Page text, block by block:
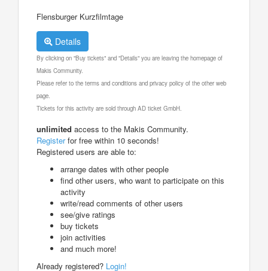
Flensburger Kurzfilmtage
Details
By clicking on "Buy tickets" and "Details" you are leaving the homepage of
Makis Community.
Please refer to the terms and conditions and privacy policy of the other web
page.
Tickets for this activity are sold through AD ticket GmbH.
unlimited access to the Makis Community.
Registerfor free within 10 seconds!
Registered users are able to:
arrange dates with other people
find other users, who want to participate on this
activity
write/read comments of other users
see/give ratings
buy tickets
join activities
and much more!
Already registered? Login!